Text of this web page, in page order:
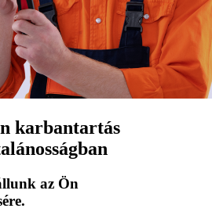
karbantartás
az Ön